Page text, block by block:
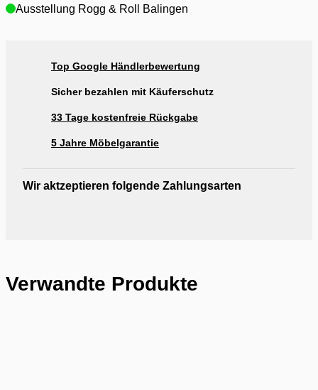
Ausstellung Rogg & Roll Balingen
Top Google Händlerbewertung
Sicher bezahlen mit Käuferschutz
33 Tage kostenfreie Rückgabe
5 Jahre Möbelgarantie
Wir aktzeptieren folgende Zahlungsarten
Verwandte Produkte